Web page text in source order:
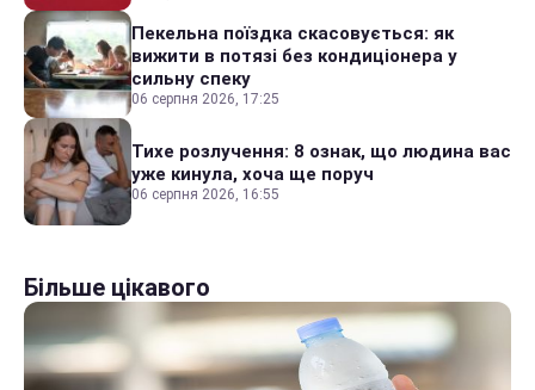
Пекельна поїздка скасовується: як
вижити в потязі без кондиціонера у
сильну спеку
06 серпня 2026, 17:25
Тихе розлучення: 8 ознак, що людина вас
уже кинула, хоча ще поруч
06 серпня 2026, 16:55
Більше цікавого